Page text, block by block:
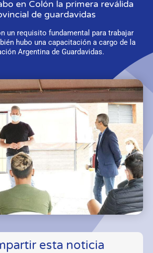
en Colón la primera reválida
de guardavidas
un requisito fundamental para trabajar
hubo una capacitación a cargo de la
Argentina de Guardavidas.
esta noticia